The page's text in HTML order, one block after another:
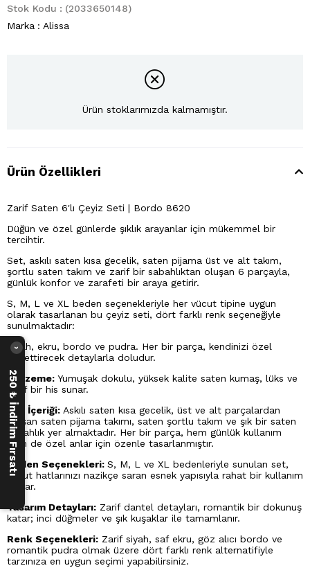
Stok Kodu
(2033650148)
Marka : Alissa
Ürün stoklarımızda kalmamıştır.
Ürün Özellikleri
Zarif Saten 6'lı Çeyiz Seti | Bordo 8620
Düğün ve özel günlerde şıklık arayanlar için mükemmel bir
tercihtir.
Set, askılı saten kısa gecelik, saten pijama üst ve alt takım,
şortlu saten takım ve zarif bir sabahlıktan oluşan 6 parçayla,
günlük konfor ve zarafeti bir araya getirir.
S, M, L ve XL beden seçenekleriyle her vücut tipine uygun
olarak tasarlanan bu çeyiz seti, dört farklı renk seçeneğiyle
sunulmaktadır:
Siyah, ekru, bordo ve pudra. Her bir parça, kendinizi özel
hissettirecek detaylarla doludur.
Malzeme: Yumuşak dokulu, yüksek kalite saten kumaş, lüks ve
zarif bir his sunar.
Set İçeriği: Askılı saten kısa gecelik, üst ve alt parçalardan
oluşan saten pijama takımı, saten şortlu takım ve şık bir saten
sabahlık yer almaktadır. Her bir parça, hem günlük kullanım
hem de özel anlar için özenle tasarlanmıştır.
Beden Seçenekleri: S, M, L ve XL bedenleriyle sunulan set,
vücut hatlarınızı nazikçe saran esnek yapısıyla rahat bir kullanım
sağlar.
Tasarım Detayları: Zarif dantel detayları, romantik bir dokunuş
katar; inci düğmeler ve şık kuşaklar ile tamamlanır.
Renk Seçenekleri: Zarif siyah, saf ekru, göz alıcı bordo ve
romantik pudra olmak üzere dört farklı renk alternatifiyle
tarzınıza en uygun seçimi yapabilirsiniz.
250 ₺ İndirim Fırsatı
›